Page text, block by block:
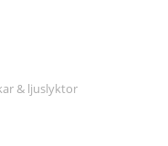
& ljuslyktor